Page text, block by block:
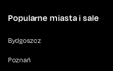
Popularne miasta i sale
Bydgoszcz
Poznań